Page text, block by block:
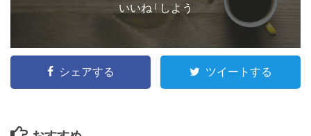
いいね ! しよう
シェアする ツイートする